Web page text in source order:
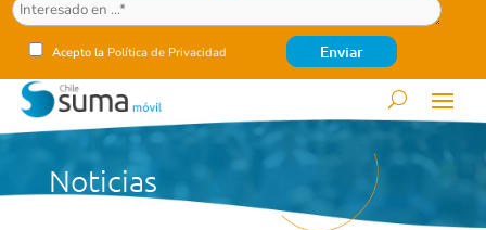
Acepto la Política de Privacidad
Noticias